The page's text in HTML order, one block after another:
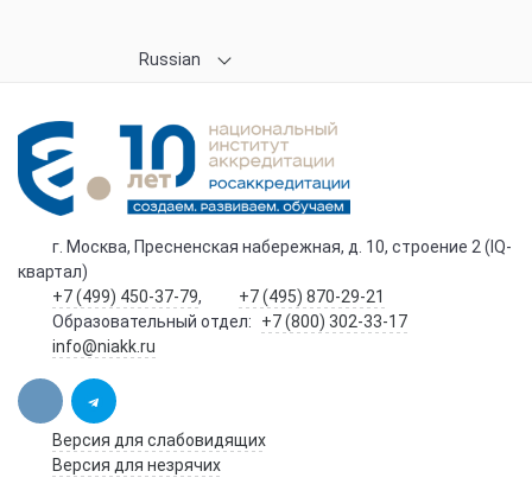
Russian
г. Москва, Пресненская набережная, д. 10, строение 2 (IQ-
квартал)
+7 (499) 450-37-79,
+7 (495) 870-29-21
Образовательный отдел:
+7 (800) 302-33-17
info@niakk.ru
Версия для слабовидящих
Версия для незрячих